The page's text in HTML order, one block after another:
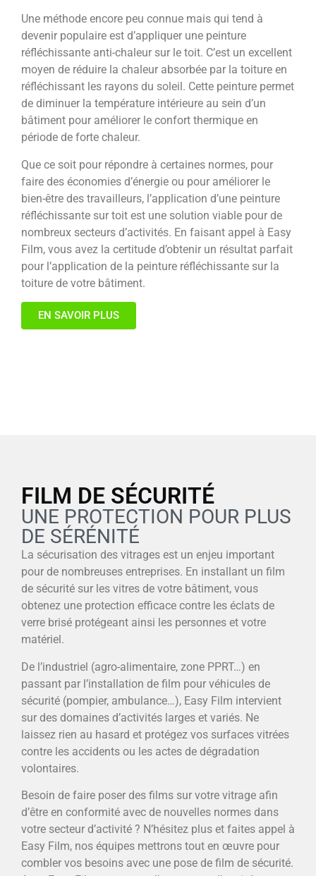
Une méthode encore peu connue mais qui tend à
devenir populaire est d’appliquer une peinture
réfléchissante anti-chaleur sur le toit. C’est un excellent
moyen de réduire la chaleur absorbée par la toiture en
réfléchissant les rayons du soleil. Cette peinture permet
de diminuer la température intérieure au sein d’un
bâtiment pour améliorer le confort thermique en
période de forte chaleur.
Que ce soit pour répondre à certaines normes, pour
faire des économies d’énergie ou pour améliorer le
bien-être des travailleurs, l’application d’une peinture
réfléchissante sur toit est une solution viable pour de
nombreux secteurs d’activités. En faisant appel à Easy
Film, vous avez la certitude d’obtenir un résultat parfait
pour l’application de la peinture réfléchissante sur la
toiture de votre bâtiment.
EN SAVOIR PLUS
FILM DE SÉCURITÉ
UNE PROTECTION POUR PLUS
DE SÉRÉNITÉ
La sécurisation des vitrages est un enjeu important
pour de nombreuses entreprises. En installant un film
de sécurité sur les vitres de votre bâtiment, vous
obtenez une protection efficace contre les éclats de
verre brisé protégeant ainsi les personnes et votre
matériel.
De l’industriel (agro-alimentaire, zone PPRT…) en
passant par l’installation de film pour véhicules de
sécurité (pompier, ambulance…), Easy Film intervient
sur des domaines d’activités larges et variés. Ne
laissez rien au hasard et protégez vos surfaces vitrées
contre les accidents ou les actes de dégradation
volontaires.
Besoin de faire poser des films sur votre vitrage afin
d’être en conformité avec de nouvelles normes dans
votre secteur d’activité ? N’hésitez plus et faites appel à
Easy Film, nos équipes mettrons tout en œuvre pour
combler vos besoins avec une pose de film de sécurité.